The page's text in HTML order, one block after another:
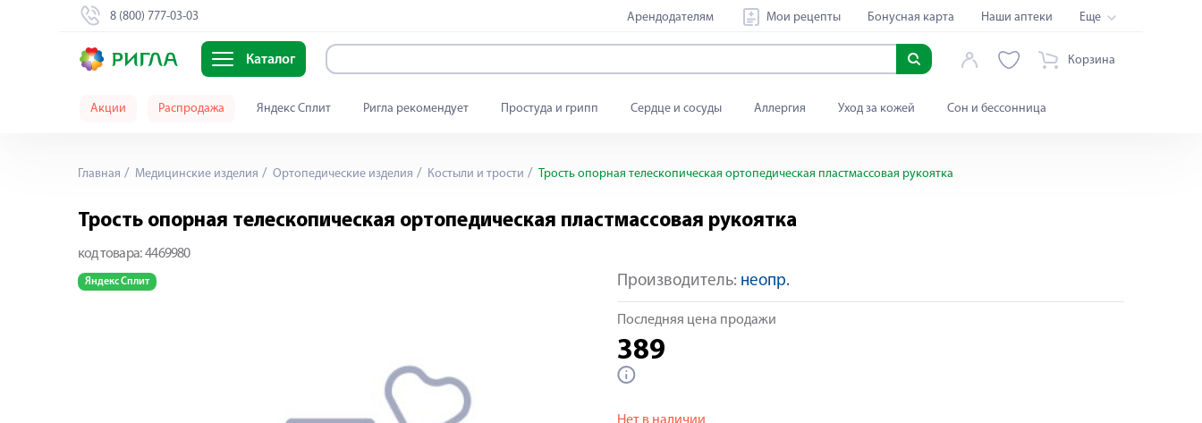
8 (800) 777-03-03 Арендодателям Мои рецепты Бонусная карта Наши аптеки Еще
Каталог Корзина
Акции Распродажа Яндекс Сплит Ригла рекомендует Простуда и грипп Сердце и сосуды Аллергия Уход за кожей Сон и бессонница
Главная Медицинские изделия Ортопедические изделия Костыли и трости Трость опорная телескопическая ортопедическая пластмассовая рукоятка
Трость опорная телескопическая ортопедическая пластмассовая рукоятка
код товара: 4469980
Яндекс Сплит Производитель: неопр.
Последняя цена продажи
389